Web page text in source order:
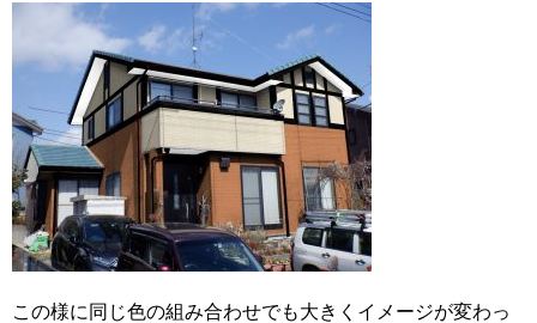
この様に同じ色の組み合わせでも大きくイメージが変わっ